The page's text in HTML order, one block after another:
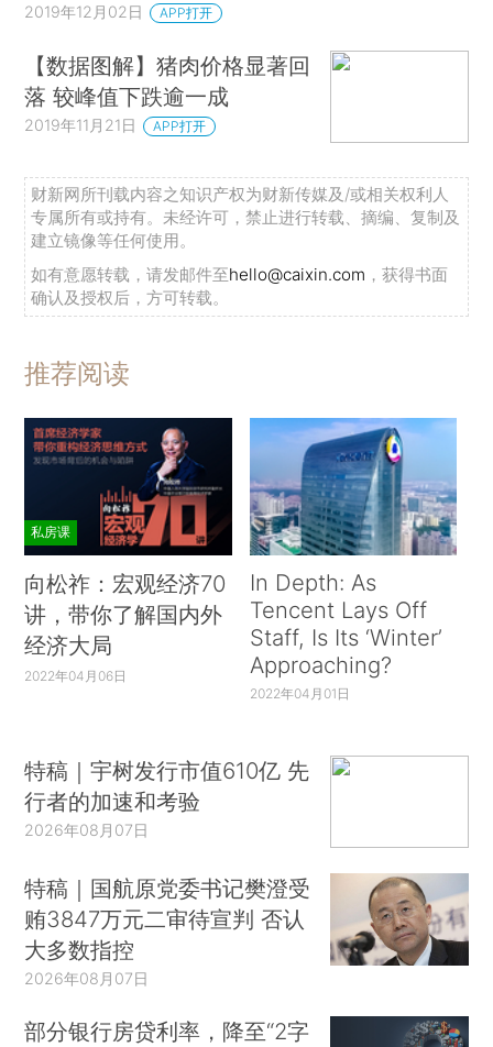
2019年12月02日 APP打开
【数据图解】猪肉价格显著回
落 较峰值下跌逾一成
2019年11月21日 APP打开
财新网所刊载内容之知识产权为财新传媒及/或相关权利人
专属所有或持有。未经许可，禁止进行转载、摘编、复制及
建立镜像等任何使用。
如有意愿转载，请发邮件至hello@caixin.com ，获得书面
确认及授权后，方可转载。
推荐阅读
私房课
向松祚：宏观经济70
讲，带你了解国内外
经济大局
2022年04月06日
In Depth: As
Tencent Lays Off
Staff, Is Its ‘Winter’
Approaching?
2022年04月01日
特稿｜宇树发行市值610亿 先
行者的加速和考验
2026年08月07日
特稿｜国航原党委书记樊澄受
贿3847万元二审待宣判 否认
大多数指控
2026年08月07日
部分银行房贷利率，降至“2字